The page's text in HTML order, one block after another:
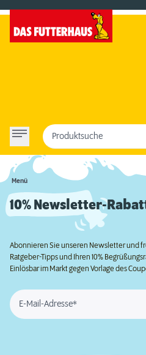
Menü
Produktsuche
10% Newsletter-
Abonnieren Sie unseren Newsletter und
Ratgeber-Tipps und Ihren 10%
Einlösbar im Markt gegen Vorlage des
E-Mail-Adresse*